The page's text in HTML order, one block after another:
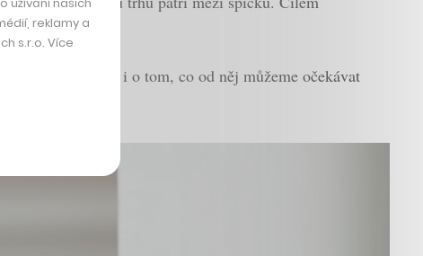
e-commerce i o tom, co od něj můžeme očekávat
reklamy a
s.r.o. Více